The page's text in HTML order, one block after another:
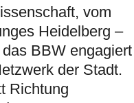
vom
Heidelberg –
BBW engagiert
der Stadt.
Richtung